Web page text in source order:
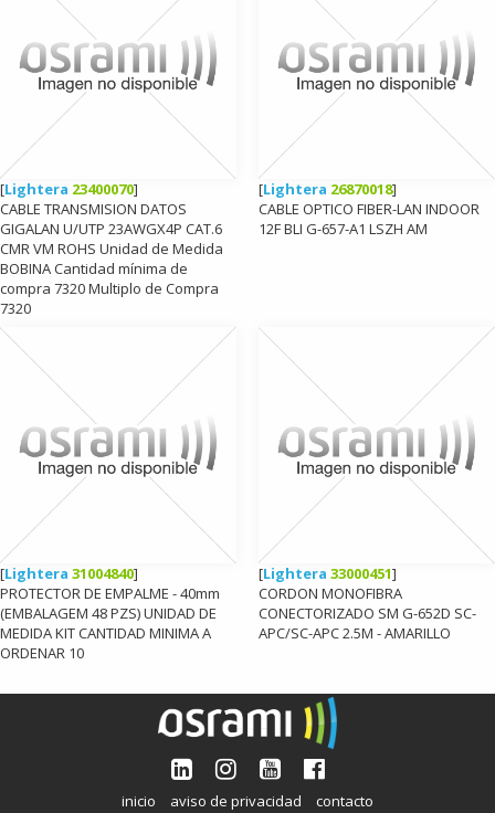
[Lightera 23400070]
CABLE TRANSMISION DATOS
GIGALAN U/UTP 23AWGX4P CAT.6
CMR VM ROHS Unidad de Medida
BOBINA Cantidad mínima de
compra 7320 Multiplo de Compra
7320
[Lightera 26870018]
CABLE OPTICO FIBER-LAN INDOOR
12F BLI G-657-A1 LSZH AM
[Lightera 31004840]
PROTECTOR DE EMPALME - 40mm
(EMBALAGEM 48 PZS) UNIDAD DE
MEDIDA KIT CANTIDAD MINIMA A
ORDENAR 10
[Lightera 33000451]
CORDON MONOFIBRA
CONECTORIZADO SM G-652D SC-
APC/SC-APC 2.5M - AMARILLO
inicio aviso de privacidad contacto